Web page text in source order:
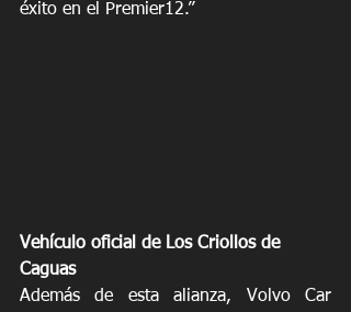
éxito en el Premier12.”
Vehículo oficial de Los Criollos de
Caguas
Además de esta alianza, Volvo Car